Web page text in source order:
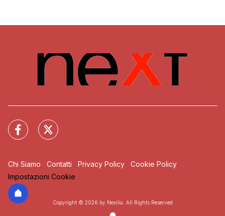
Chi Siamo Contatti Privacy Policy
Cookie Policy
Impostazioni Cookie
Copyright © 2026 by Nexilia. All Rights Reserved